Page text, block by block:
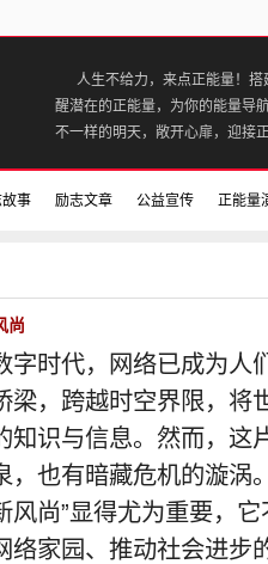
人生不给力，来点正能量！搭
醒潜在的正能量，为你的能量导
不一样的明天，敞开心扉，迎接
事 励志文章 公益宣传 正能量
尚
字时代，网络已成为人
梁，跨越时空界限，将
知识与信息。然而，这
，也有暗藏危机的漩涡
风尚”显得尤为重要，
络家园、推动社会进步